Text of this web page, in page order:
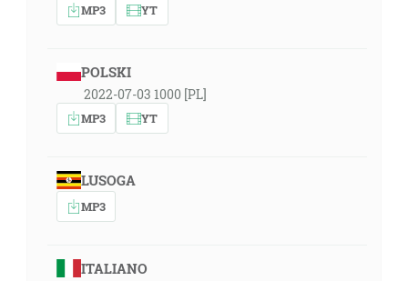
MP3 YT
POLSKI
2022-07-03 1000 [PL]
MP3 YT
LUSOGA
MP3
ITALIANO